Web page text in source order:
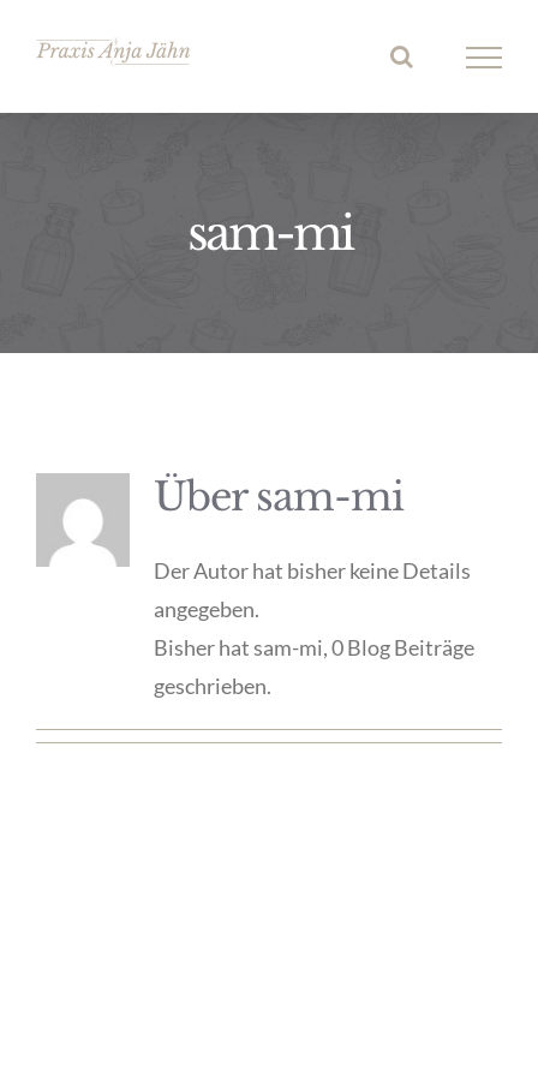
Inhalt
sam-mi
Übersam-mi
Der Autor hat bisher keine Details
angegeben.
Bisher hat sam-mi, 0 Blog Beiträge
geschrieben.